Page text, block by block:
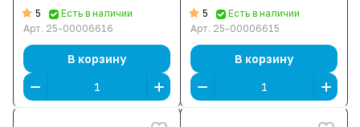
600 x 600 DPI, Дуплекс,
АПД, Ethernet (RJ-45),
5
Есть в наличии
Арт. 25-00006616
В корзину
600 x 600 DPI, Дуплекс,
Ethernet (RJ-45), USB,
5
Есть в наличии
Арт. 25-00006615
В корзину